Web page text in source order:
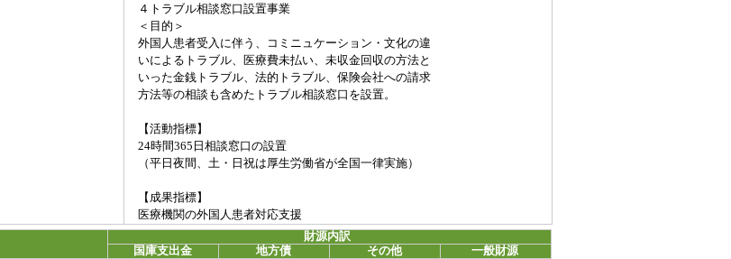
４トラブル相談窓口設置事業
＜目的＞
外国人患者受入に伴う、コミニュケーション・文化の違
いによるトラブル、医療費未払い、未収金回収の方法と
いった金銭トラブル、法的トラブル、保険会社への請求
方法等の相談も含めたトラブル相談窓口を設置。
【活動指標】
24時間365日相談窓口の設置
（平日夜間、土・日祝は厚生労働省が全国一律実施）
【成果指標】
医療機関の外国人患者対応支援
財源内訳
国庫支出金
地方債 その他
一般財源